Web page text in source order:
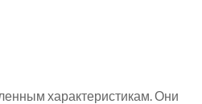
характеристикам. Они